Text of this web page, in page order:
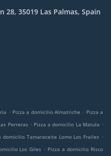
35019 Las Palmas, Spain
. Pizza a domicilio Almatriche . Pizza a
Perreras . Pizza a domicilio La Matula .
domicilio Tamaraceite Lomo Los Frailes .
Los Giles . Pizza a domicilio Risco